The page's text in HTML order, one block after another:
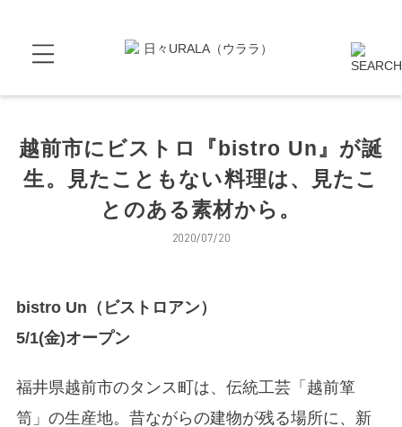
越前市にビストロ『bistro Un』が誕
生。見たこともない料理は、見たこ
とのある素材から。
2020/07/20
bistro Un（ビストロアン）
5/1(金)オープン
福井県越前市のタンス町は、伝統工芸「越前箪
笥」の生産地。昔ながらの建物が残る場所に、新